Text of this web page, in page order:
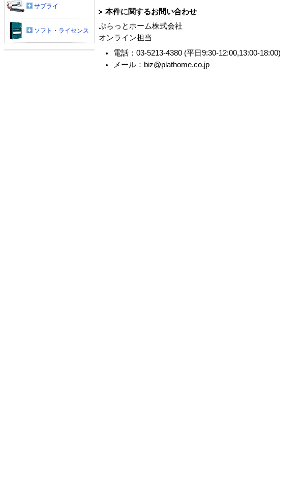
本件に関するお問い合わせ
ぷらっとホーム株式会社
オンライン担当
電話：03-5213-4380 (平日9:30-12:00,13:00-18:00)
メール：biz@plathome.co.jp
サプライ
ソフト・ライセンス